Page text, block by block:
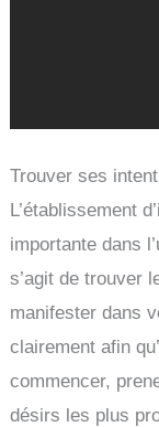
Trouver ses
L’établissement
importante dans
s’agit de trouver
manifester dans
clairement afin
commencer,
désirs les plus